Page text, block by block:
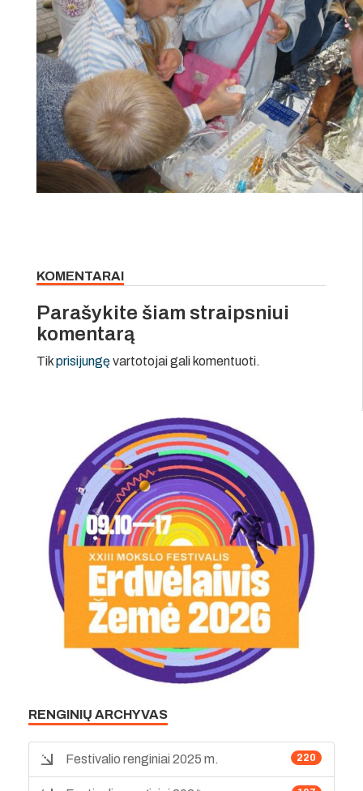
KOMENTARAI
Parašykite šiam straipsniui
komentarą
Tikprisijungęvartotojai gali komentuoti.
RENGINIŲ ARCHYVAS
220
Festivalio renginiai 2025 m.